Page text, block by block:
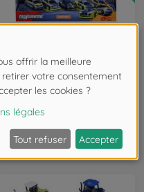
Police
Tune it Safe 5 pieces Giftpack
8503105004
€22.99